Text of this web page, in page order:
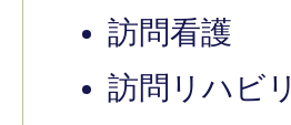
訪問看護
訪問リハビリ